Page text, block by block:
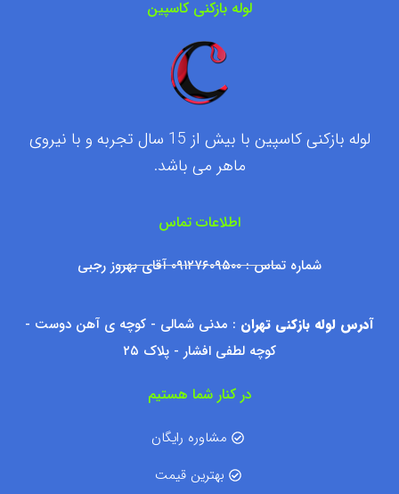
لوله بازکنی کاسپین
لوله بازکنی کاسپین با بیش از 15 سال تجربه و با نیروی
ماهر می باشد.
اطلاعات تماس
شماره تماس : ۰۹۱۲۷۶۰۹۵۰۰ آقای بهروز رجبی
آدرس لوله بازکنی تهران : مدنی شمالی - کوچه ی آهن دوست -
کوچه لطفی افشار - پلاک ۲۵
در کنار شما هستیم
مشاوره رایگان
بهترین قیمت